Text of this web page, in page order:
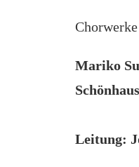
Mariko
Leitung: